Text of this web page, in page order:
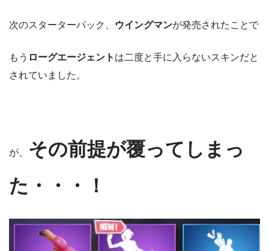
次のスターターパック、 ウイングマンが発売されたことで
もう ローグエージェント は二度と手に入らないスキンだと
されていました。
が、
その前提が覆ってしまっ
た・・・！